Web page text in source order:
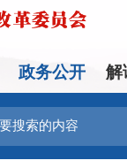
政务公开 解